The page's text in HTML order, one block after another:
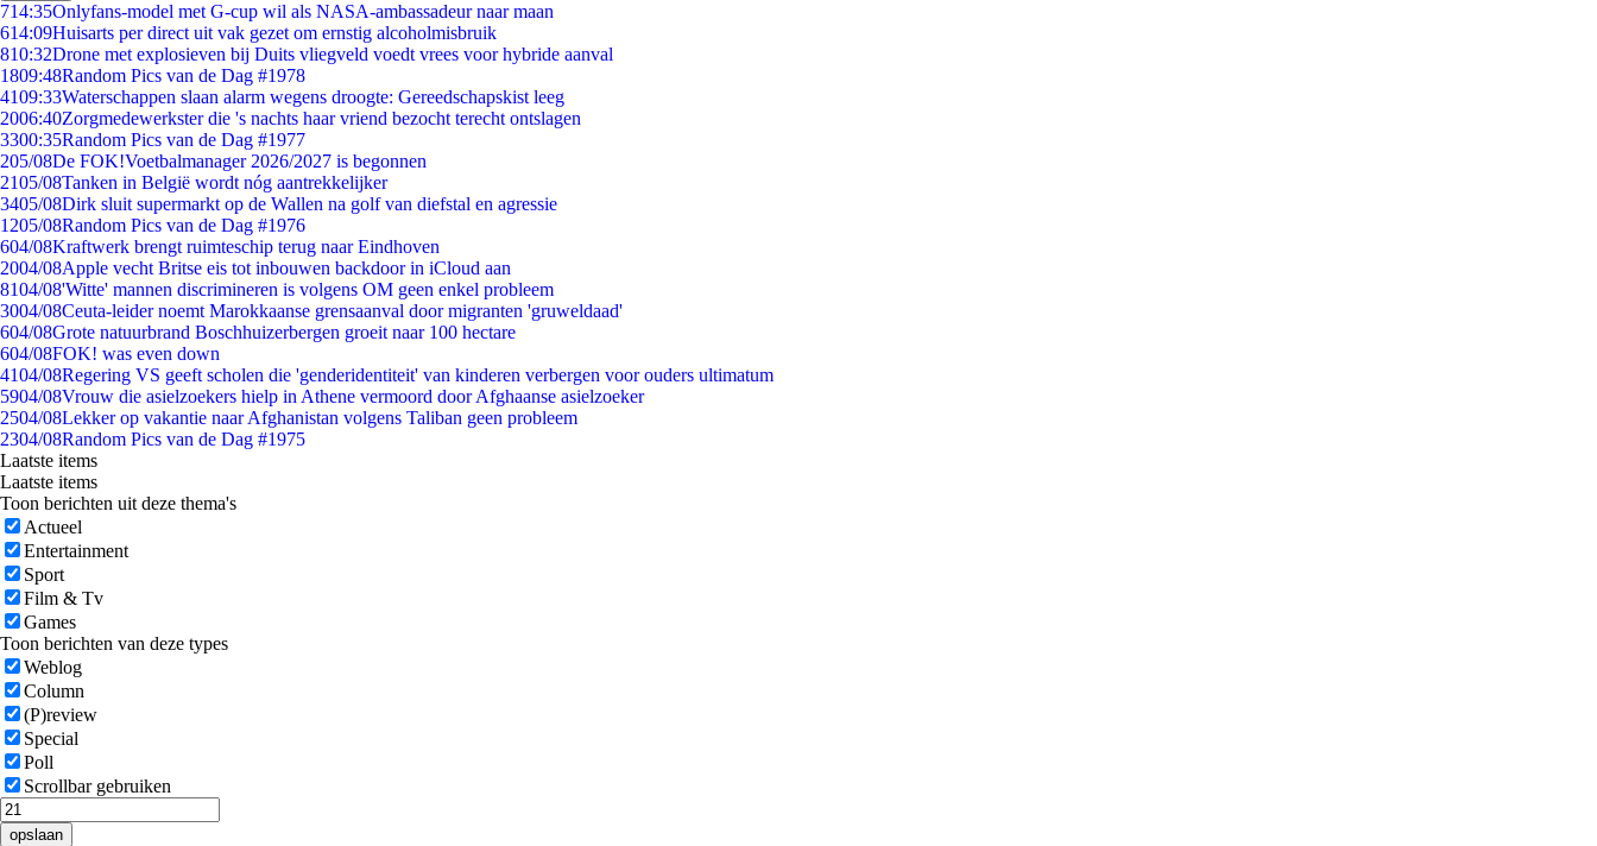
714:35Onlyfans-model met G-cup wil als NASA-ambassadeur naar maan
614:09Huisarts per direct uit vak gezet om ernstig alcoholmisbruik
810:32Drone met explosieven bij Duits vliegveld voedt vrees voor hybride aanval
1809:48Random Pics van de Dag #1978
4109:33Waterschappen slaan alarm wegens droogte: Gereedschapskist leeg
2006:40Zorgmedewerkster die 's nachts haar vriend bezocht terecht ontslagen
3300:35Random Pics van de Dag #1977
205/08De FOK!Voetbalmanager 2026/2027 is begonnen
2105/08Tanken in België wordt nóg aantrekkelijker
3405/08Dirk sluit supermarkt op de Wallen na golf van diefstal en agressie
1205/08Random Pics van de Dag #1976
604/08Kraftwerk brengt ruimteschip terug naar Eindhoven
2004/08Apple vecht Britse eis tot inbouwen backdoor in iCloud aan
8104/08'Witte' mannen discrimineren is volgens OM geen enkel probleem
3004/08Ceuta-leider noemt Marokkaanse grensaanval door migranten 'gruweldaad'
604/08Grote natuurbrand Boschhuizerbergen groeit naar 100 hectare
604/08FOK! was even down
4104/08Regering VS geeft scholen die 'genderidentiteit' van kinderen verbergen voor ouders ultimatum
5904/08Vrouw die asielzoekers hielp in Athene vermoord door Afghaanse asielzoeker
2504/08Lekker op vakantie naar Afghanistan volgens Taliban geen probleem
2304/08Random Pics van de Dag #1975
Laatste items
Laatste items
Toon berichten uit deze thema's
Actueel
Entertainment
Sport
Film & Tv
Games
Toon berichten van deze types
Weblog
Column
(P)review
Special
Poll
Scrollbar gebruiken
opslaan